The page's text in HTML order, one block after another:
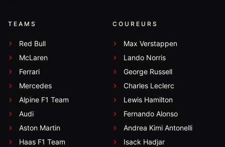
TEAMS
Red Bull
McLaren
Ferrari
Mercedes
Alpine F1 Team
Audi
Aston Martin
Haas F1 Team
COUREURS
Max Verstappen
Lando Norris
George Russell
Charles Leclerc
Lewis Hamilton
Fernando Alonso
Andrea Kimi Antonelli
Isack Hadjar